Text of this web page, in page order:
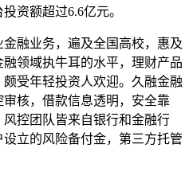
资额超过6.6亿元。
融业务，遍及全国高校，惠及
领域执牛耳的水平，理财产品
受年轻投资人欢迎。久融金融
核，借款信息透明，安全靠
控团队皆来自银行和金融行
立的风险备付金，第三方托管